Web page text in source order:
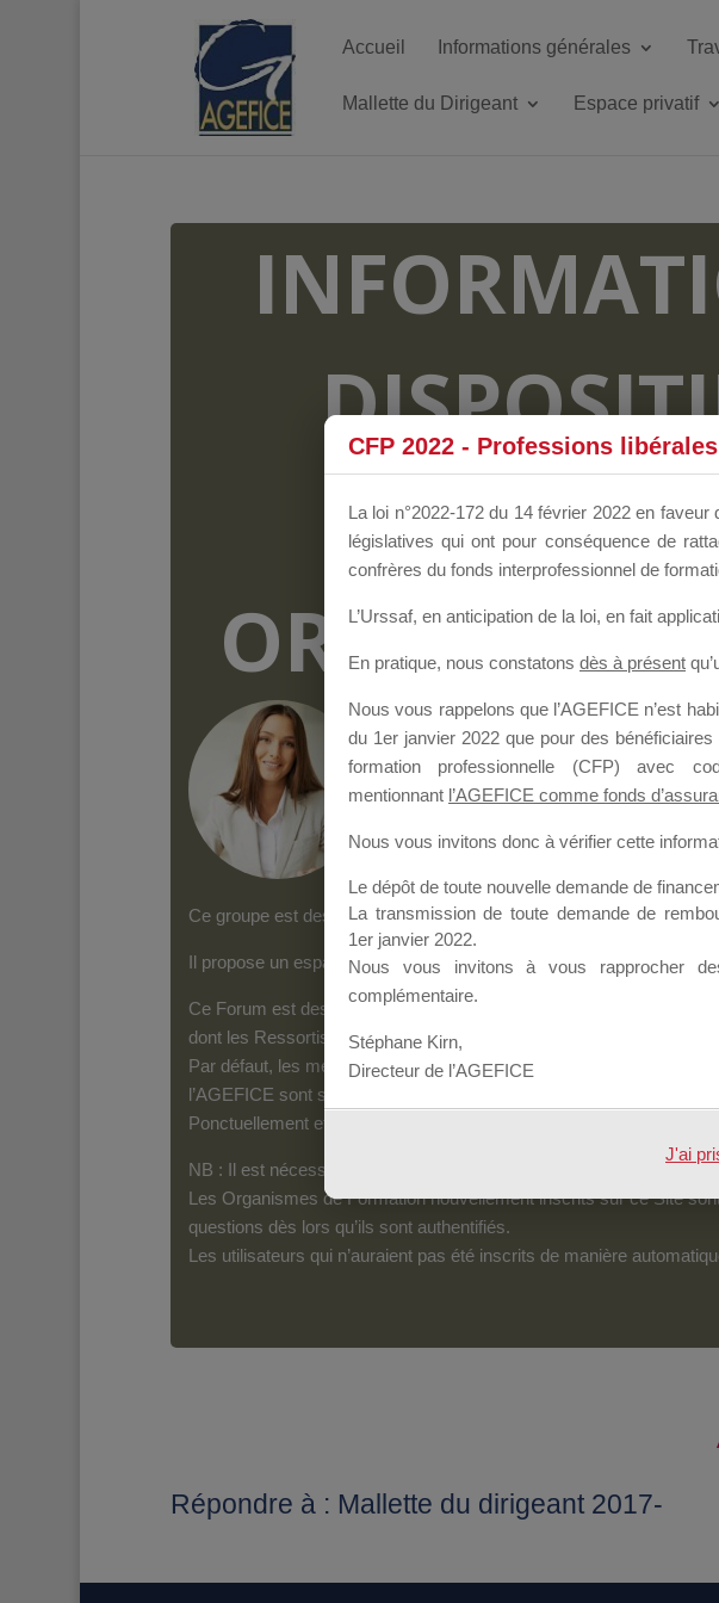
Accueil Informations générales
Mallette du Dirigeant Espace privatif
Groupe Public il y a 7 heures
Ce groupe est destiné aux Organismes de formation. Il accueille
Il propose un espace forum, sur lequel il est possible de laisser un
Ce Forum est destiné aux Organismes de formation qui ont besoin
dont les Ressortissants de l’AGEFICE peuvent éventuellement
Par défaut, les messages qui sont postés sur cet espace sont
l’AGEFICE sont susceptibles d’en lire le contenu.
Ponctuellement et pour les messages qui s’avéreraient d’une
NB : Il est nécessaire d’être inscrit(e) pour pouvoir accéder et
Les Organismes de Formation nouvellement inscrits sur ce Site
questions dès lors qu’ils sont authentifiés.
Les utilisateurs qui n’auraient pas été inscrits de manière
Répondre à : Mallette du dirigeant 2017-
CFP 2022 - Professions
La loi n°2022-172 du 14 février 2022 en
législatives qui ont pour conséquence de
confrères du fonds interprofessionnel de
L’Urssaf, en anticipation de la loi, en fait
En pratique, nous constatons dès à présent
Nous vous rappelons que l’AGEFICE n’est
du 1er janvier 2022 que pour des
formation professionnelle (CFP) avec
mentionnant l’AGEFICE comme fonds
Nous vous invitons donc à vérifier cette
Le dépôt de toute nouvelle demande de
La transmission de toute demande de
1er janvier 2022.
Nous vous invitons à vous rapprocher
complémentaire.
Stéphane Kirn,
Directeur de l’AGEFICE
J'ai